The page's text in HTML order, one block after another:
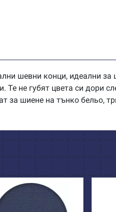
шевни конци, идеални
Те не губят цвета си дори
за шиене на тънко бельо,